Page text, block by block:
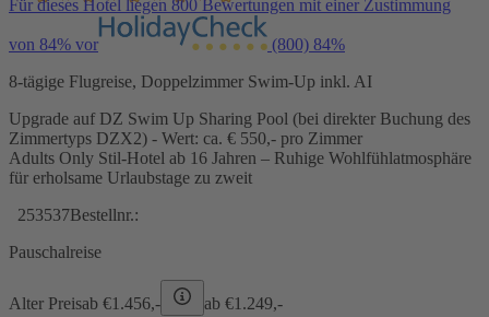
Für dieses Hotel liegen 800 Bewertungen mit einer Zustimmung
von 84% vor (800) 84%
8-tägige Flugreise, Doppelzimmer Swim-Up inkl. AI
Upgrade auf DZ Swim Up Sharing Pool (bei direkter Buchung des
Zimmertyps DZX2) - Wert: ca. € 550,- pro Zimmer
Adults Only Stil-Hotel ab 16 Jahren – Ruhige Wohlfühlatmosphäre
für erholsame Urlaubstage zu zweit
253537Bestellnr.:
Pauschalreise
Alter Preisab €1.456,- ab €1.249,-